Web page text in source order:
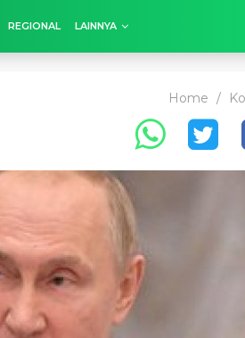
REGIONAL LAINNYA
Home /